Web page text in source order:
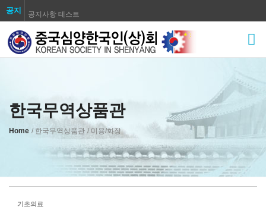
공지 공지사항 테스트
공지사항 테스트
공지사항 테스트
공지사항 테스트
한국무역상품관
Home / 한국무역상품관 / 미용/화장
기초의료
Sketchbook5, 스케치북5
Sketchbook5, 스케치북5